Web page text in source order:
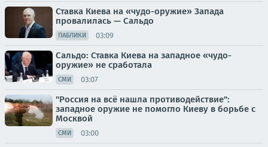
Ставка Киева на «чудо-оружие» Запада
провалилась — Сальдо
ПАБЛИКИ 03:09
Сальдо: Ставка Киева на западное «чудо-
оружие» не сработала
СМИ 03:07
"Россия на всё нашла противодействие":
западное оружие не помогло Киеву в борьбе с
Москвой
СМИ 03:00